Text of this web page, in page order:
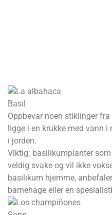
Basil
Oppbevar noen stiklinger
ligge i en krukke med vann
i jorden.
Viktig: basilikumplanter
veldig svake og vil ikke
basilikum hjemme,
barnehage eller en